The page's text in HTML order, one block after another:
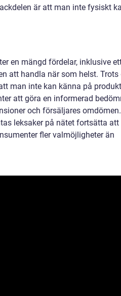
är att man inte fysiskt
en mängd fördelar, inklusive
att handla när som helst. Trots
man inte kan känna på
att göra en informerad
och försäljares
leksaker på nätet fortsätta att
fler valmöjligheter än